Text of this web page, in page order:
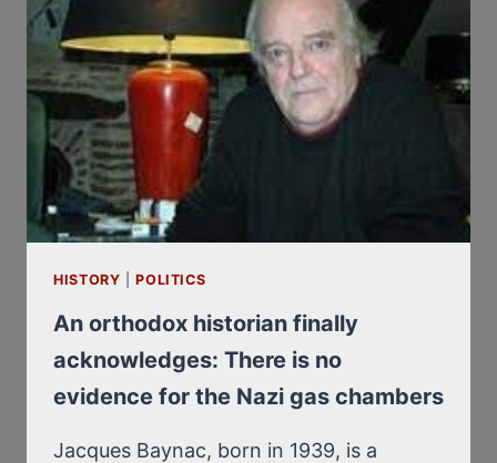
CHAMBERS
HISTORY |POLITICS
An orthodox historian finally
acknowledges: There is no
evidence for the Nazi gas chambers
Jacques Baynac, born in 1939, is a